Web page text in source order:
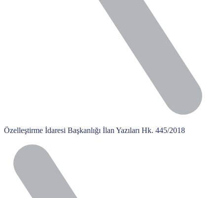
Özelleştirme İdaresi Başkanlığı İlan Yazıları Hk. 445/2018